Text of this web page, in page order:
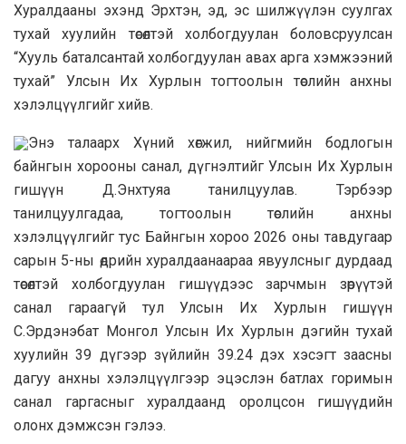
Хуралдааны эхэнд Эрхтэн, эд, эс шилжүүлэн суулгах
тухай хуулийн төсөлтэй холбогдуулан боловсруулсан
“Хууль баталсантай холбогдуулан авах арга хэмжээний
тухай” Улсын Их Хурлын тогтоолын төслийн анхны
хэлэлцүүлгийг хийв.
Энэ талаарх Хүний хөгжил, нийгмийн бодлогын
байнгын хорооны санал, дүгнэлтийг Улсын Их Хурлын
гишүүн Д.Энхтуяа танилцуулав. Тэрбээр
танилцуулгадаа, тогтоолын төслийн анхны
хэлэлцүүлгийг тус Байнгын хороо 2026 оны тавдугаар
сарын 5-ны өдрийн хуралдаанаараа явуулсныг дурдаад
төсөлтэй холбогдуулан гишүүдээс зарчмын зөрүүтэй
санал гараагүй тул Улсын Их Хурлын гишүүн
С.Эрдэнэбат Монгол Улсын Их Хурлын дэгийн тухай
хуулийн 39 дүгээр зүйлийн 39.24 дэх хэсэгт заасны
дагуу анхны хэлэлцүүлгээр эцэслэн батлах горимын
санал гаргасныг хуралдаанд оролцсон гишүүдийн
олонх дэмжсэн гэлээ.